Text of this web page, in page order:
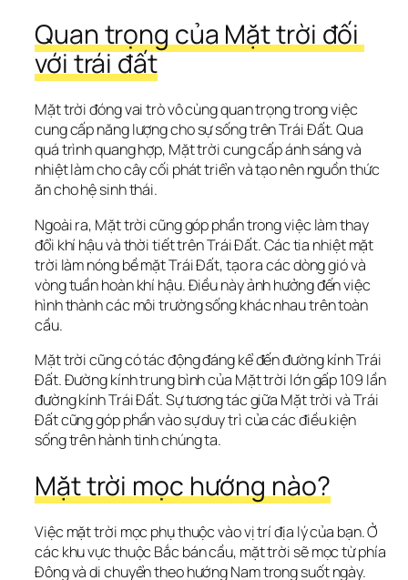
Quan trọng của Mặt trời đối
với trái đất
Mặt trời đóng vai trò vô cùng quan trọng trong việc
cung cấp năng lượng cho sự sống trên Trái Đất. Qua
quá trình quang hợp, Mặt trời cung cấp ánh sáng và
nhiệt làm cho cây cối phát triển và tạo nên nguồn thức
ăn cho hệ sinh thái.
Ngoài ra, Mặt trời cũng góp phần trong việc làm thay
đổi khí hậu và thời tiết trên Trái Đất. Các tia nhiệt mặt
trời làm nóng bề mặt Trái Đất, tạo ra các dòng gió và
vòng tuần hoàn khí hậu. Điều này ảnh hưởng đến việc
hình thành các môi trường sống khác nhau trên toàn
cầu.
Mặt trời cũng có tác động đáng kể đến đường kính Trái
Đất. Đường kính trung bình của Mặt trời lớn gấp 109 lần
đường kính Trái Đất. Sự tương tác giữa Mặt trời và Trái
Đất cũng góp phần vào sự duy trì của các điều kiện
sống trên hành tinh chúng ta.
Mặt trời mọc hướng nào?
Việc mặt trời mọc phụ thuộc vào vị trí địa lý của bạn. Ở
các khu vực thuộc Bắc bán cầu, mặt trời sẽ mọc từ phía
Đông và di chuyển theo hướng Nam trong suốt ngày.